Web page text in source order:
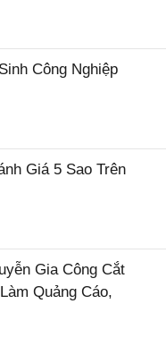
Công Nghiệp
Giá 5 Sao Trên
Gia Công Cắt
Quảng Cáo,